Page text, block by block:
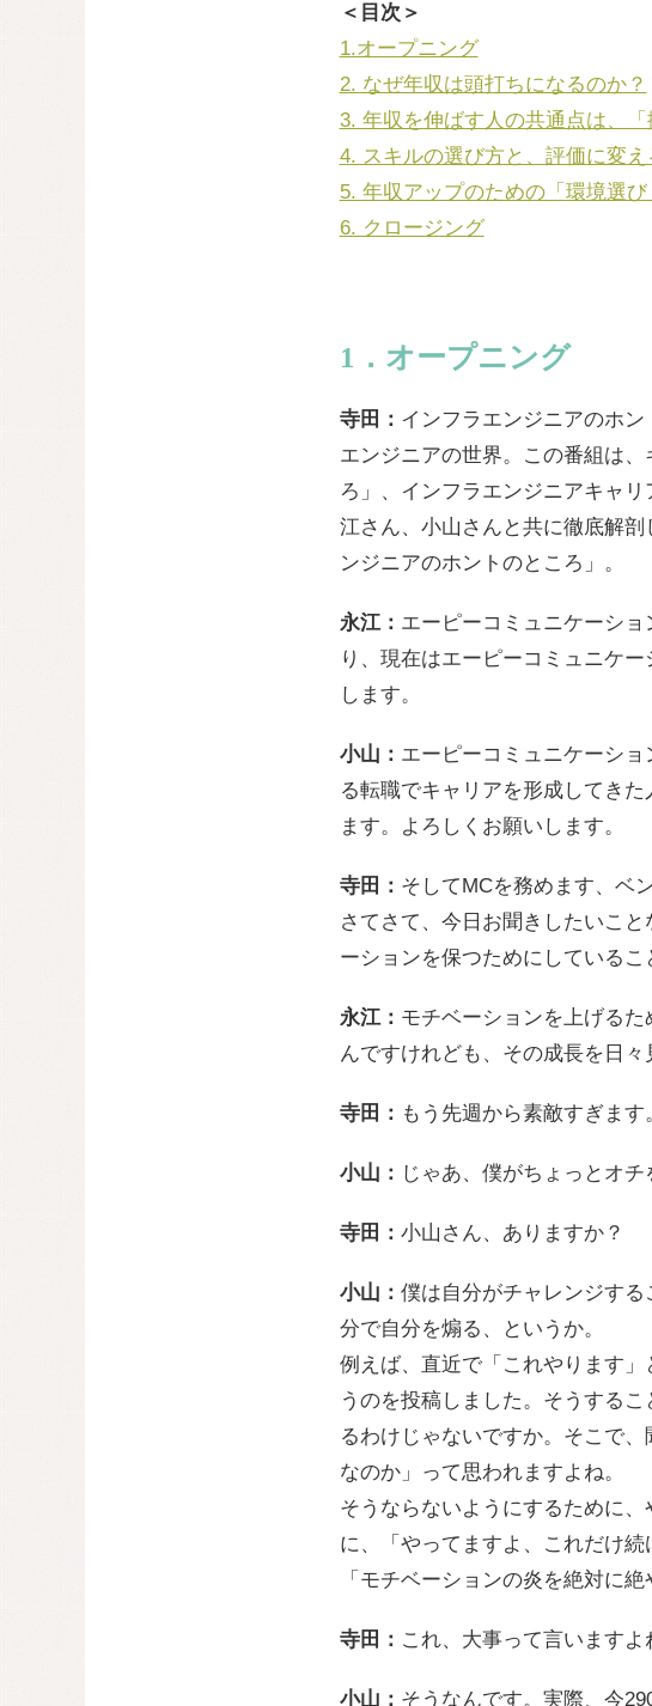
＜目次＞
1.オープニング
2. なぜ年収は頭打ちになるのか？
3. 年収を伸ばす人の共通点は、
4. スキルの選び方と、評価に変え
5. 年収アップのための「環境選び
6. クロージング
1．オープニング
寺田： インフラエンジニアのホ
エンジニアの世界。この番組は
ろ」、インフラエンジニアキャ
江さん、小山さんと共に徹底解
ンジニアのホントのところ」。
永江： エーピーコミュニケーシ
り、現在はエーピーコミュニケ
します。
小山： エーピーコミュニケーシ
る転職でキャリアを形成してき
ます。よろしくお願いします。
寺田： そしてMCを務めます、ベ
さてさて、今日お聞きしたいこ
ーションを保つためにしているこ
永江： モチベーションを上げる
んですけれども、その成長を日々
寺田： もう先週から素敵すぎます。
小山： じゃあ、僕がちょっとオチ
寺田： 小山さん、ありますか？
小山： 僕は自分がチャレンジす
分で自分を煽る、というか。
例えば、直近で「これやります
うのを投稿しました。そうする
るわけじゃないですか。そこで
なのか」って思われますよね。
そうならないようにするために
に、「やってますよ、これだけ
「モチベーションの炎を絶対に
寺田： これ、大事って言いますよ
小山： そうなんです。実際、今